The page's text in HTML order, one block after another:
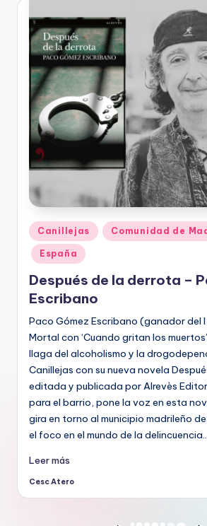
Publicado
en
Canillejas Comunidad de
España
Después de la derrota –
Escribano
Paco Gómez Escribano (ganador del I
Mortal con ‘Cuando gritan los
llaga del alcoholismo y la
Canillejas con su nueva novela
editada y publicada por Alrevès
para el barrio, pone la voz en esta
gira en torno al municipio madrileño
el foco en el mundo de la
Leer más
Publicado
Cesc Atero